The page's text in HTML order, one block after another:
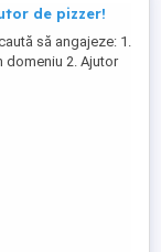
de pizzer!
să angajeze: 1.
domeniu 2. Ajutor
Toate detaliile
se discuta la
tău în mesaj sau